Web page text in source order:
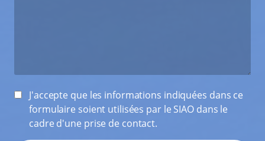
J'accepte que les informations indiquées dans ce
formulaire soient utilisées par le SIAO dans le
cadre d'une prise de contact.